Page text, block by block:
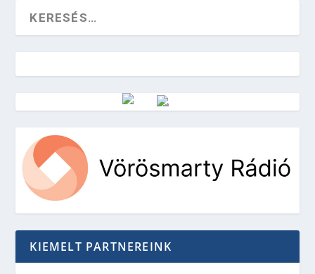
Vörösmarty Rádió
KIEMELT PARTNEREINK